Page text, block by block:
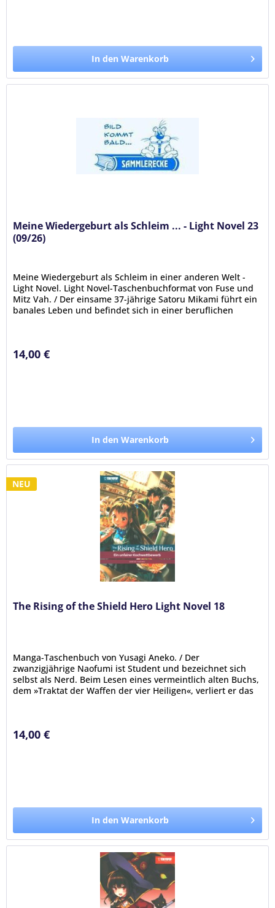
In den Warenkorb
Meine Wiedergeburt als Schleim ... - Light Novel 23
(09/26)
Meine Wiedergeburt als Schleim in einer anderen Welt -
Light Novel. Light Novel-Taschenbuchformat von Fuse und
Mitz Vah. / Der einsame 37-jährige Satoru Mikami führt ein
banales Leben und befindet sich in einer beruflichen
14,00 €
In den Warenkorb
NEU
The Rising of the Shield Hero Light Novel 18
Manga-Taschenbuch von Yusagi Aneko. / Der
zwanzigjährige Naofumi ist Student und bezeichnet sich
selbst als Nerd. Beim Lesen eines vermeintlich alten Buchs,
dem »Traktat der Waffen der vier Heiligen«, verliert er das
14,00 €
In den Warenkorb